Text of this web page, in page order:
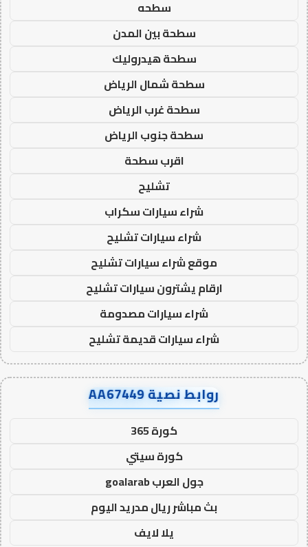
سطحه
سطحة بين المدن
سطحة هيدروليك
سطحة شمال الرياض
سطحة غرب الرياض
سطحة جنوب الرياض
اقرب سطحة
تشليح
شراء سيارات سكراب
شراء سيارات تشليح
موقع شراء سيارات تشليح
ارقام يشترون سيارات تشليح
شراء سيارات مصدومة
شراء سيارات قديمة تشليح
روابط نصية AA67449
كورة 365
كورة سيتي
جول العرب goalarab
بث مباشر ريال مدريد اليوم
يلا لايف